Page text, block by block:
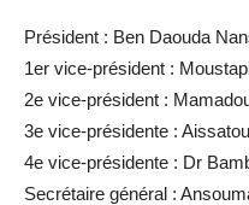
Président : Ben Daouda
1er vice-président :
2e vice-président :
3e vice-présidente :
4e vice-présidente : Dr
Secrétaire général :